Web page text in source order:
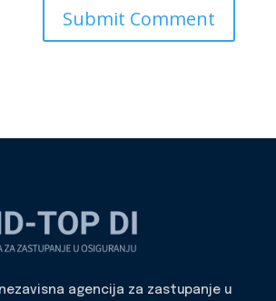
nezavisna agencija za zastupanje u